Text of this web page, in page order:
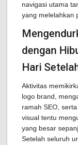
navigasi utama
yang melelahkan
dengan
Hari
Aktivitas
logo brand,
ramah SEO,
visual tentu
yang besar
Setelah seluruh